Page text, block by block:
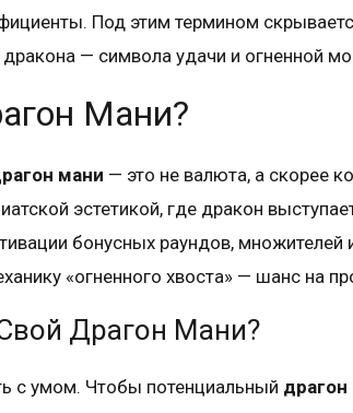
Под этим термином
— символа удачи и огненной
Мани?
мани — это не валюта, а скорее
эстетикой, где дракон
бонусных раундов, множителей
«огненного хвоста» — шанс на
Драгон Мани?
с умом. Чтобы потенциальный драгон